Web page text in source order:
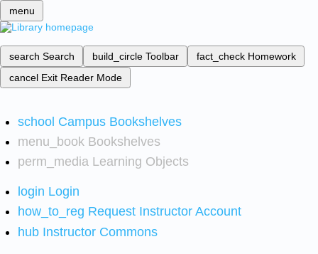
menu
search Search build_circle Toolbar fact_check Homework
cancel Exit Reader Mode
school Campus Bookshelves
menu_book Bookshelves
perm_media Learning Objects
login Login
how_to_reg Request Instructor Account
hub Instructor Commons